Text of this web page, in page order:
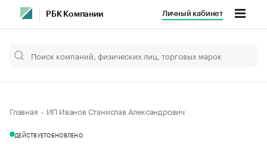
РБК Компании Личный кабинет
Главная ИП Иванов Станислав Александрович
ДЕЙСТВУЕТОБНОВЛЕНО